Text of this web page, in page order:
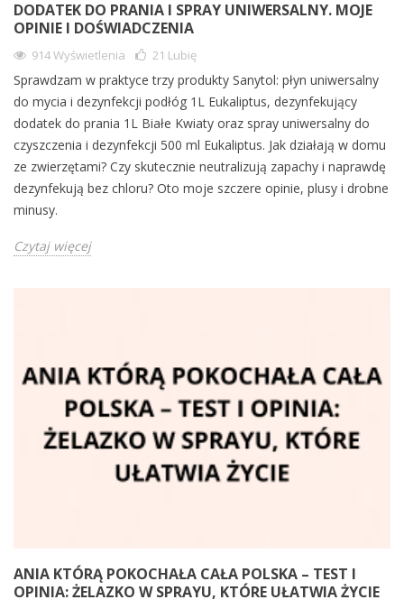
DODATEK DO PRANIA I SPRAY UNIWERSALNY. MOJE
OPINIE I DOŚWIADCZENIA
914 Wyświetlenia 21 Lubię
Sprawdzam w praktyce trzy produkty Sanytol: płyn uniwersalny
do mycia i dezynfekcji podłóg 1L Eukaliptus, dezynfekujący
dodatek do prania 1L Białe Kwiaty oraz spray uniwersalny do
czyszczenia i dezynfekcji 500 ml Eukaliptus. Jak działają w domu
ze zwierzętami? Czy skutecznie neutralizują zapachy i naprawdę
dezynfekują bez chloru? Oto moje szczere opinie, plusy i drobne
minusy.
Czytaj więcej
ANIA KTÓRĄ POKOCHAŁA CAŁA POLSKA – TEST I
OPINIA: ŻELAZKO W SPRAYU, KTÓRE UŁATWIA ŻYCIE